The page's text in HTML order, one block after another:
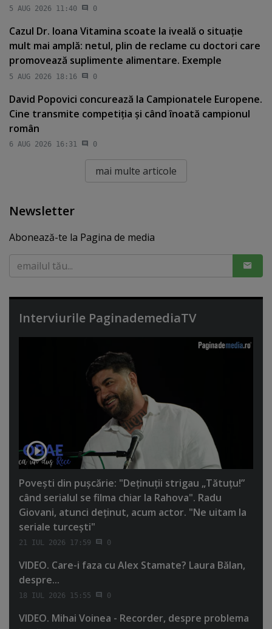
5 AUG 2026 11:40 0
Cazul Dr. Ioana Vitamina scoate la iveală o situaţie
mult mai amplă: netul, plin de reclame cu doctori care
promovează suplimente alimentare. Exemple
5 AUG 2026 18:16 0
David Popovici concurează la Campionatele Europene.
Cine transmite competiţia şi când înoată campionul
român
6 AUG 2026 16:31 0
mai multe articole
Newsletter
Abonează-te la Pagina de media
Interviurile PaginademediaTV
Poveşti din puşcărie: "Deţinuţii strigau „Tătuţu!”
când serialul se filma chiar la Rahova". Radu
Giovani, atunci deţinut, acum actor. "Ne uitam la
seriale turceşti"
21 IUL 2026 17:59 0
VIDEO. Care-i faza cu Alex Stamate? Laura Bălan,
despre...
18 IUL 2026 15:55 0
VIDEO. Mihai Voinea - Recorder, despre problema